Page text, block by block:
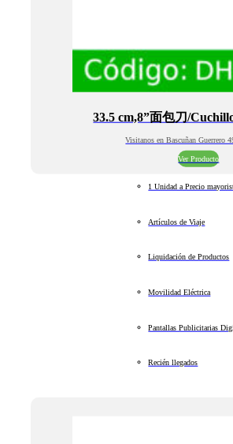
33.5 cm,8”面包刀/
Visitanos en Bascuñan Guerrero
Ver Producto
1 Unidad a Precio
Artículos de Viaje
Liquidación de Productos
Movilidad Eléctrica
Pantallas Publicitarias
Recién llegados